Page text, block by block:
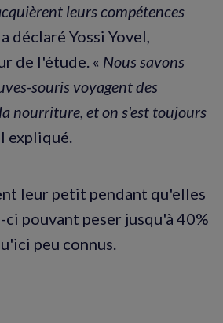
leurs compétences
a déclaré Yossi Yovel,
de l'étude. « Nous savons
souris voyagent des
nourriture, et on s'est toujours
expliqué.
leur petit pendant qu'elles
pouvant peser jusqu'à 40%
peu connus.